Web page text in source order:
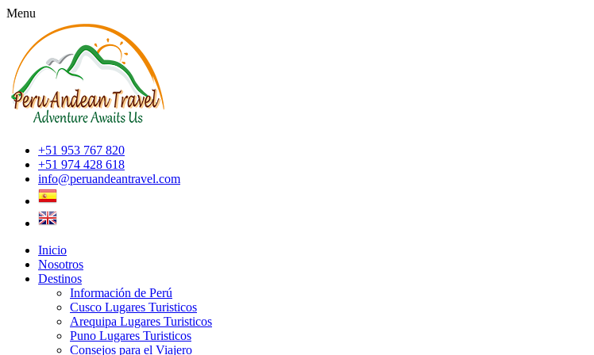
Menu
+51 953 767 820
+51 974 428 618
info@peruandeantravel.com
Inicio
Nosotros
Destinos
Información de Perú
Cusco Lugares Turisticos
Arequipa Lugares Turisticos
Puno Lugares Turisticos
Consejos para el Viajero